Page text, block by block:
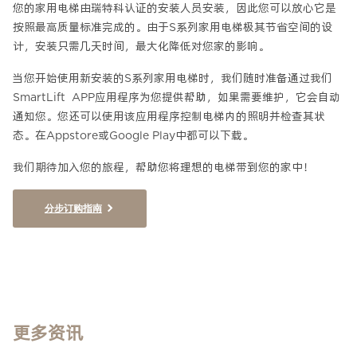
您的家用电梯由瑞特科认证的安装人员安装，因此您可以放心它是
按照最高质量标准完成的。由于S系列家用电梯极其节省空间的设
计，安装只需几天时间，最大化降低对您家的影响。
当您开始使用新安装的S系列家用电梯时，我们随时准备通过我们
SmartLift APP应用程序为您提供帮助，如果需要维护，它会自动
通知您。您还可以使用该应用程序控制电梯内的照明并检查其状
态。在Appstore或Google Play中都可以下载。
我们期待加入您的旅程，帮助您将理想的电梯带到您的家中！
分步订购指南
更多资讯